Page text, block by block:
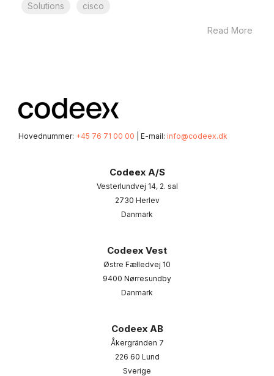
Solutions cisco
Read More
Hovednummer: +45 76 71 00 00 | E-mail: info@codeex.dk
Codeex A/S
Vesterlundvej 14, 2. sal
2730 Herlev
Danmark
Codeex Vest
Østre Fælledvej 10
9400 Nørresundby
Danmark
Codeex AB
Åkergränden 7
226 60 Lund
Sverige